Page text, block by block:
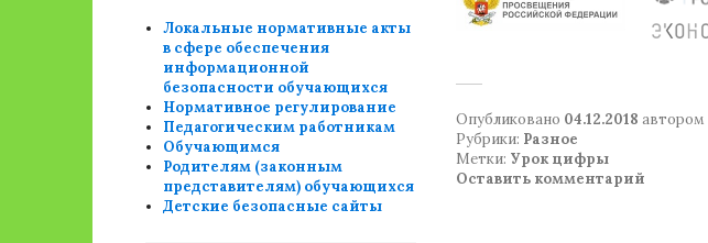
Опубликовано 04.12.2018 автором
Рубрики: Разное
Метки: Урок цифры
Оставить комментарий
Локальные нормативные акты
в сфере обеспечения
информационной
безопасности обучающихся
Нормативное регулирование
Педагогическим работникам
Обучающимся
Родителям (законным
представителям) обучающихся
Детские безопасные сайты